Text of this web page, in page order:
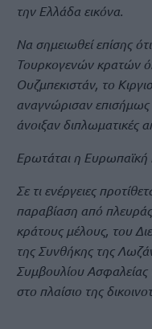
την Ελλάδα εικόνα.
Να σημειωθεί επίσης
Τουρκογενών κρατών
Ουζμπεκιστάν, το
αναγνώρισαν επισήμως
άνοιξαν διπλωματικές
Ερωτάται η Ευρωπαϊκή
Σε τι ενέργειες
παραβίαση από
κράτους μέλους, του
της Συνθήκης της
Συμβουλίου
στο πλαίσιο της